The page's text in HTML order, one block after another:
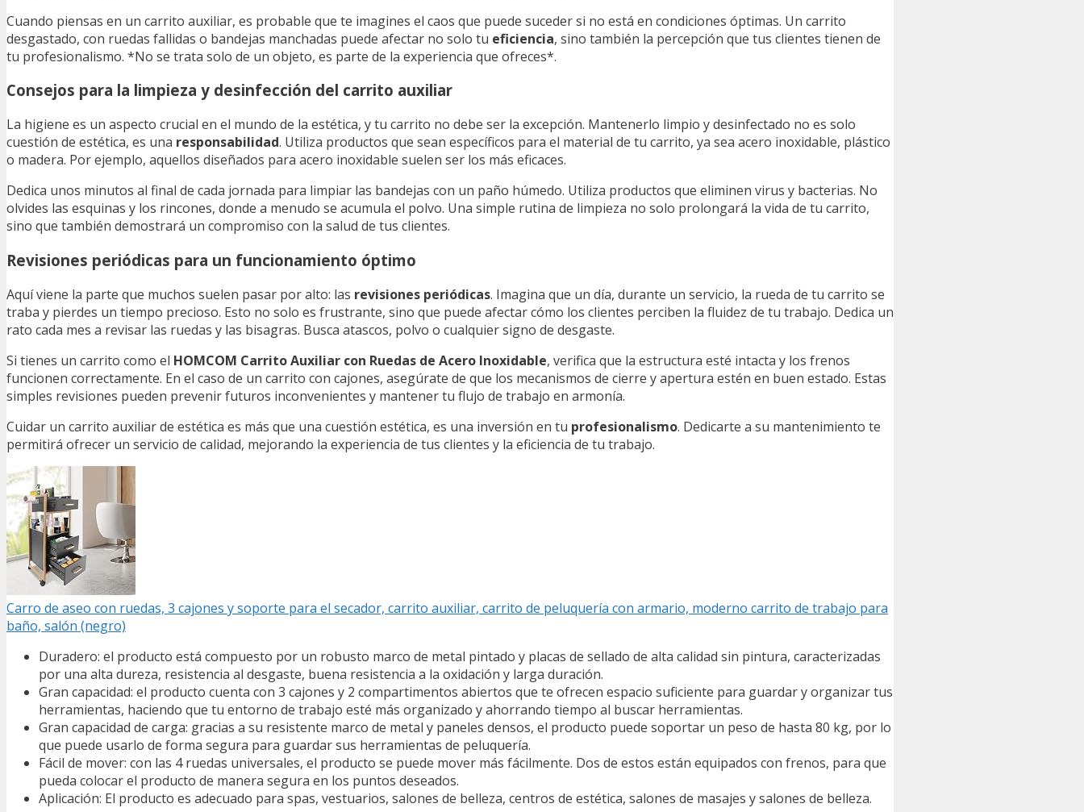
Cuando piensas en un carrito auxiliar, es probable que te imagines el caos que puede suceder si no está en condiciones óptimas. Un carrito
desgastado, con ruedas fallidas o bandejas manchadas puede afectar no solo tu eficiencia, sino también la percepción que tus clientes tienen de
tu profesionalismo. *No se trata solo de un objeto, es parte de la experiencia que ofreces*.
Consejos para la limpieza y desinfección del carrito auxiliar
La higiene es un aspecto crucial en el mundo de la estética, y tu carrito no debe ser la excepción. Mantenerlo limpio y desinfectado no es solo
cuestión de estética, es una responsabilidad. Utiliza productos que sean específicos para el material de tu carrito, ya sea acero inoxidable, plástico
o madera. Por ejemplo, aquellos diseñados para acero inoxidable suelen ser los más eficaces.
Dedica unos minutos al final de cada jornada para limpiar las bandejas con un paño húmedo. Utiliza productos que eliminen virus y bacterias. No
olvides las esquinas y los rincones, donde a menudo se acumula el polvo. Una simple rutina de limpieza no solo prolongará la vida de tu carrito,
sino que también demostrará un compromiso con la salud de tus clientes.
Revisiones periódicas para un funcionamiento óptimo
Aquí viene la parte que muchos suelen pasar por alto: las revisiones periódicas. Imagina que un día, durante un servicio, la rueda de tu carrito se
traba y pierdes un tiempo precioso. Esto no solo es frustrante, sino que puede afectar cómo los clientes perciben la fluidez de tu trabajo. Dedica un
rato cada mes a revisar las ruedas y las bisagras. Busca atascos, polvo o cualquier signo de desgaste.
Si tienes un carrito como el HOMCOM Carrito Auxiliar con Ruedas de Acero Inoxidable, verifica que la estructura esté intacta y los frenos
funcionen correctamente. En el caso de un carrito con cajones, asegúrate de que los mecanismos de cierre y apertura estén en buen estado. Estas
simples revisiones pueden prevenir futuros inconvenientes y mantener tu flujo de trabajo en armonía.
Cuidar un carrito auxiliar de estética es más que una cuestión estética, es una inversión en tu profesionalismo. Dedicarte a su mantenimiento te
permitirá ofrecer un servicio de calidad, mejorando la experiencia de tus clientes y la eficiencia de tu trabajo.
Carro de aseo con ruedas, 3 cajones y soporte para el secador, carrito auxiliar, carrito de peluquería con armario, moderno carrito de trabajo para
baño, salón (negro)
Duradero: el producto está compuesto por un robusto marco de metal pintado y placas de sellado de alta calidad sin pintura, caracterizadas
por una alta dureza, resistencia al desgaste, buena resistencia a la oxidación y larga duración.
Gran capacidad: el producto cuenta con 3 cajones y 2 compartimentos abiertos que te ofrecen espacio suficiente para guardar y organizar tus
herramientas, haciendo que tu entorno de trabajo esté más organizado y ahorrando tiempo al buscar herramientas.
Gran capacidad de carga: gracias a su resistente marco de metal y paneles densos, el producto puede soportar un peso de hasta 80 kg, por lo
que puede usarlo de forma segura para guardar sus herramientas de peluquería.
Fácil de mover: con las 4 ruedas universales, el producto se puede mover más fácilmente. Dos de estos están equipados con frenos, para que
pueda colocar el producto de manera segura en los puntos deseados.
Aplicación: El producto es adecuado para spas, vestuarios, salones de belleza, centros de estética, salones de masajes y salones de belleza.